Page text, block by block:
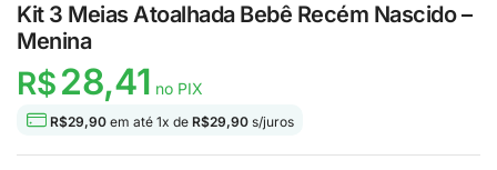
Kit 3 Meias Atoalhada Bebê Recém Nascido –
Menina
R$28,41 no PIX
R$29,90 em até 1x de R$29,90 s/juros